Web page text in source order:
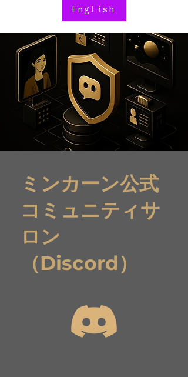
English
ミンカーン公式
コミュニティサ
ロン
（Discord）